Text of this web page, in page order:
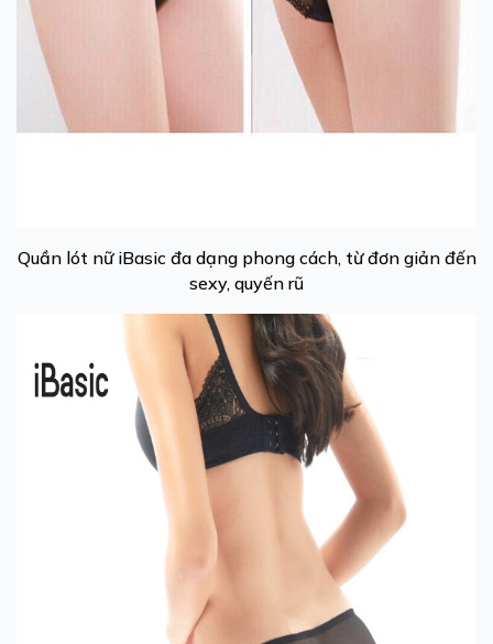
Quần lót nữ iBasic đa dạng phong cách, từ đơn giản đến
sexy, quyến rũ